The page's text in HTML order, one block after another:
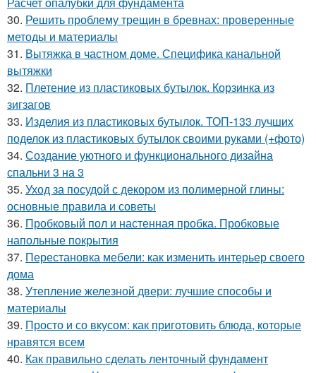
30. Решить проблему трещин в бревнах: проверенные
методы и материалы
31. Вытяжка в частном доме. Специфика канальной
вытяжки
32. Плетение из пластиковых бутылок. Корзинка из
зигзагов
33. Изделия из пластиковых бутылок. ТОП-133 лучших
поделок из пластиковых бутылок своими руками (+фото)
34. Создание уютного и функционального дизайна
спальни 3 на 3
35. Уход за посудой с декором из полимерной глины:
основные правила и советы
36. Пробковый пол и настенная пробка. Пробковые
напольные покрытия
37. Перестановка мебели: как изменить интерьер своего
дома
38. Утепление железной двери: лучшие способы и
материалы
39. Просто и со вкусом: как приготовить блюда, которые
нравятся всем
40. Как правильно сделать ленточный фундамент